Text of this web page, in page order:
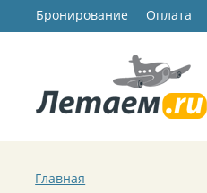
Бронирование Оплата
Главная